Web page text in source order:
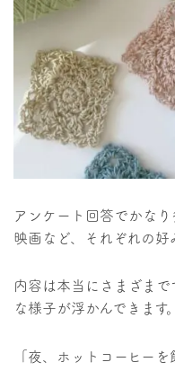
アンケート回答でかなり
映画など、それぞれの好
内容は本当にさまざま
な様子が浮かんできます。
「夜、ホットコーヒー